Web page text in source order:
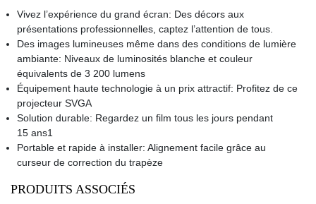
Vivez l’expérience du grand écran: Des décors aux
présentations professionnelles, captez l’attention de tous.
Des images lumineuses même dans des conditions de lumière
ambiante: Niveaux de luminosités blanche et couleur
équivalents de 3 200 lumens
Équipement haute technologie à un prix attractif: Profitez de ce
projecteur SVGA
Solution durable: Regardez un film tous les jours pendant
15 ans1
Portable et rapide à installer: Alignement facile grâce au
curseur de correction du trapèze
PRODUITS ASSOCIÉS